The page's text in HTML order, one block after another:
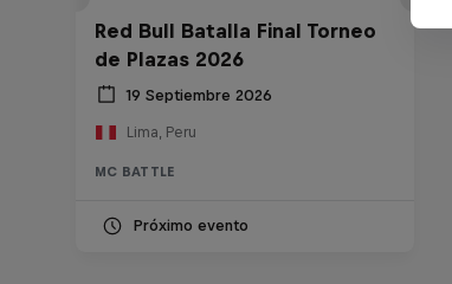
Red Bull Batalla Final Torneo
de Plazas 2026
19 Septiembre 2026
Lima, Peru
MC BATTLE
Próximo evento